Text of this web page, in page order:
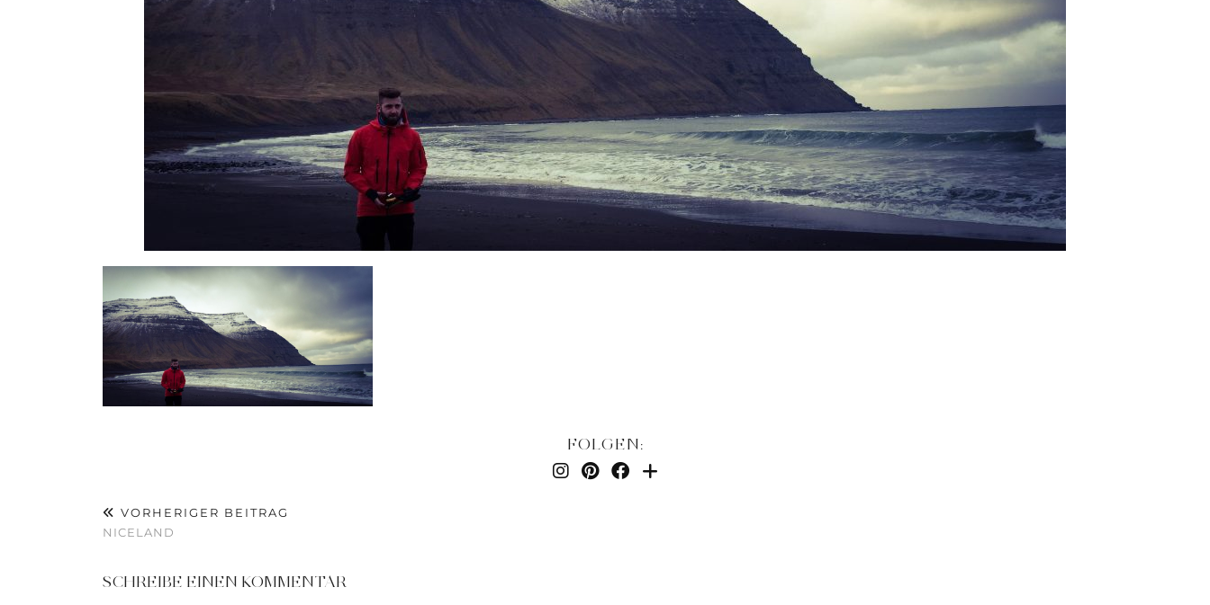
FOLGEN:
VORHERIGER BEITRAG
NICELAND
SCHREIBE EINEN KOMMENTAR